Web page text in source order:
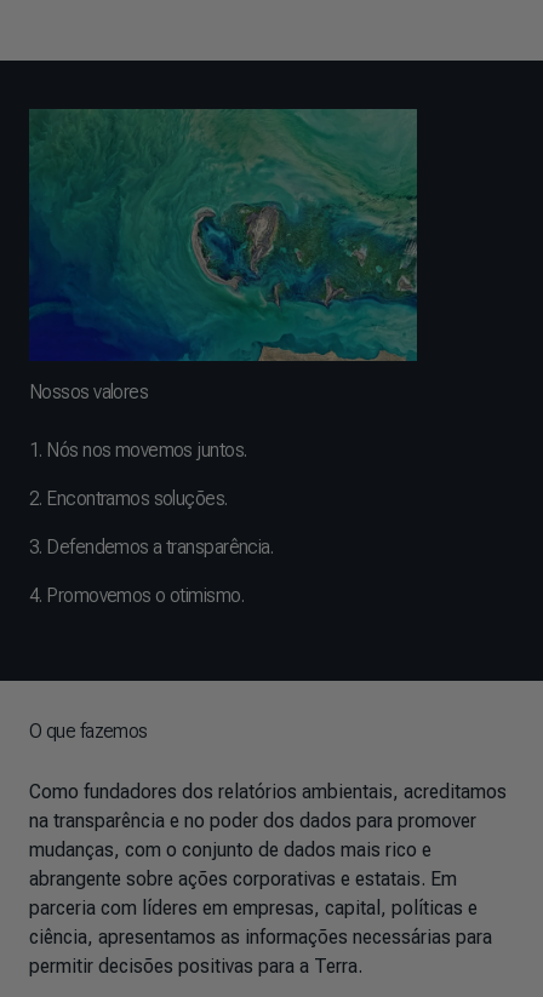
Nossos valores
1. Nós nos movemos juntos.
2. Encontramos soluções.
3. Defendemos a transparência.
4. Promovemos o otimismo.
O que fazemos
Como fundadores dos relatórios ambientais, acreditamos
na transparência e no poder dos dados para promover
mudanças, com o conjunto de dados mais rico e
abrangente sobre ações corporativas e estatais. Em
parceria com líderes em empresas, capital, políticas e
ciência, apresentamos as informações necessárias para
permitir decisões positivas para a Terra.